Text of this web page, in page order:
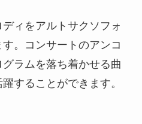
ィをアルトサクソフォ
。コンサートのアンコ
ラムを落ち着かせる曲
することができます。